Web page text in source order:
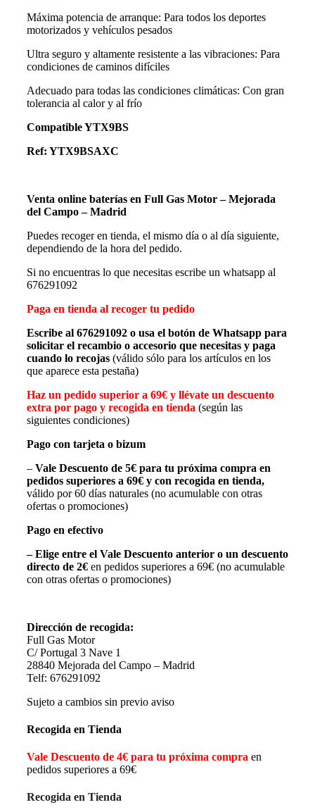
Máxima potencia de arranque: Para todos los deportes
motorizados y vehículos pesados
Ultra seguro y altamente resistente a las vibraciones: Para
condiciones de caminos difíciles
Adecuado para todas las condiciones climáticas: Con gran
tolerancia al calor y al frío
Compatible YTX9BS
Ref: YTX9BSAXC
Venta online baterías en Full Gas Motor – Mejorada
del Campo – Madrid
Puedes recoger en tienda, el mismo día o al día siguiente,
dependiendo de la hora del pedido.
Si no encuentras lo que necesitas escribe un whatsapp al
676291092
Paga en tienda al recoger tu pedido
Escribe al 676291092 o usa el botón de Whatsapp para
solicitar el recambio o accesorio que necesitas y paga
cuando lo recojas (válido sólo para los artículos en los
que aparece esta pestaña)
Haz un pedido superior a 69€ y llévate un descuento
extra por pago y recogida en tienda (según las
siguientes condiciones)
Pago con tarjeta o bizum
– Vale Descuento de 5€ para tu próxima compra en
pedidos superiores a 69€ y con recogida en tienda,
válido por 60 días naturales (no acumulable con otras
ofertas o promociones)
Pago en efectivo
– Elige entre el Vale Descuento anterior o un descuento
directo de 2€ en pedidos superiores a 69€ (no acumulable
con otras ofertas o promociones)
Dirección de recogida:
Full Gas Motor
C/ Portugal 3 Nave 1
28840 Mejorada del Campo – Madrid
Telf: 676291092
Sujeto a cambios sin previo aviso
Recogida en Tienda
Vale Descuento de 4€ para tu próxima compra en
pedidos superiores a 69€
Recogida en Tienda